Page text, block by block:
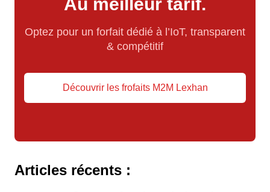
Optez pour un forfait dédié à l’IoT, transparent
& compétitif
Découvrir les frofaits M2M Lexhan
Articles récents :